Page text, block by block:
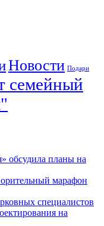
Новости Подари
семейный
обсудила планы на
марафон
специалистов
на